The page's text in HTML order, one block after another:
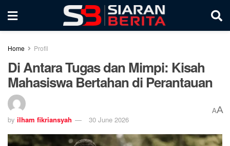
Home Profil
Di Antara Tugas dan Mimpi: Kisah
Mahasiswa Bertahan di Perantauan
by ilham fikriansyah 30 June 2026
AA